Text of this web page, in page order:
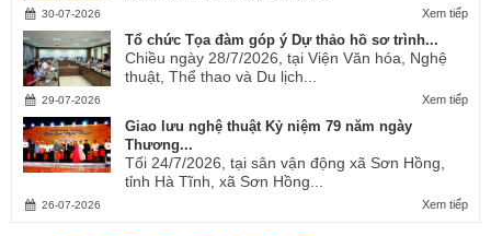
Xem tiếp
30-07-2026
Tổ chức Tọa đàm góp ý Dự thảo hồ sơ trình...
Chiều ngày 28/7/2026, tại Viện Văn hóa, Nghệ
thuật, Thể thao và Du lịch...
Xem tiếp
29-07-2026
Giao lưu nghệ thuật Kỷ niệm 79 năm ngày
Thương...
Tối 24/7/2026, tại sân vận động xã Sơn Hồng,
tỉnh Hà Tĩnh, xã Sơn Hồng...
Xem tiếp
26-07-2026